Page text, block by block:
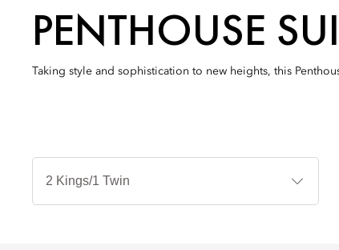
PENTHOUSE
Taking style and sophistication to new heights, this
Typy